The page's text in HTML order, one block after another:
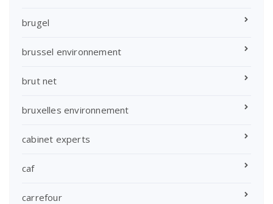
brugel
brussel environnement
brut net
bruxelles environnement
cabinet experts
caf
carrefour